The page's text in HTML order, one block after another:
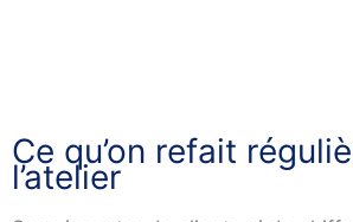
Ce qu’on refait
l’atelier